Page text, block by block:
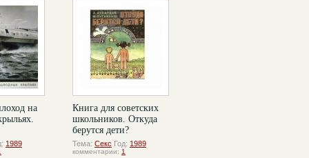
на
1989
Книга для советских
школьников. Откуда
берутся дети?
Тема: Секс Год: 1989
комментарии: 1